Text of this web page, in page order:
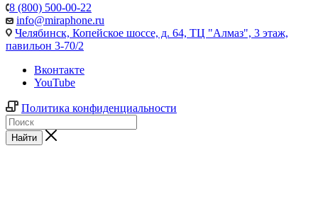
8 (800) 500-00-22
info@miraphone.ru
Челябинск, Копейское шоссе, д. 64, ТЦ "Алмаз", 3 этаж,
павильон 3-70/2
Вконтакте
YouTube
Политика конфиденциальности
Найти